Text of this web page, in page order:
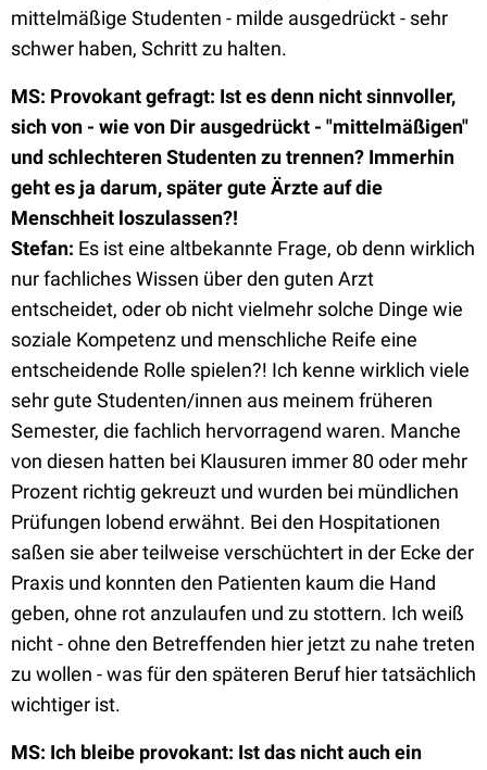
mittelmäßige Studenten - milde ausgedrückt - sehr
schwer haben, Schritt zu halten.
MS: Provokant gefragt: Ist es denn nicht sinnvoller,
sich von - wie von Dir ausgedrückt - "mittelmäßigen"
und schlechteren Studenten zu trennen? Immerhin
geht es ja darum, später gute Ärzte auf die
Menschheit loszulassen?!
Stefan: Es ist eine altbekannte Frage, ob denn wirklich
nur fachliches Wissen über den guten Arzt
entscheidet, oder ob nicht vielmehr solche Dinge wie
soziale Kompetenz und menschliche Reife eine
entscheidende Rolle spielen?! Ich kenne wirklich viele
sehr gute Studenten/innen aus meinem früheren
Semester, die fachlich hervorragend waren. Manche
von diesen hatten bei Klausuren immer 80 oder mehr
Prozent richtig gekreuzt und wurden bei mündlichen
Prüfungen lobend erwähnt. Bei den Hospitationen
saßen sie aber teilweise verschüchtert in der Ecke der
Praxis und konnten den Patienten kaum die Hand
geben, ohne rot anzulaufen und zu stottern. Ich weiß
nicht - ohne den Betreffenden hier jetzt zu nahe treten
zu wollen - was für den späteren Beruf hier tatsächlich
wichtiger ist.
MS: Ich bleibe provokant: Ist das nicht auch ein